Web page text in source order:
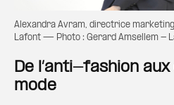
Alexandra Avram, directrice
Lafont — Photo : Gerard Amsellem -
De l’anti-fashion
mode